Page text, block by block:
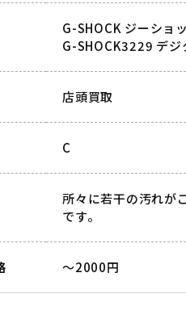
G-SHOCK ジーショ
G-SHOCK3229 デジ
店頭買取
C
所々に若干の汚れが
です。
～2000円